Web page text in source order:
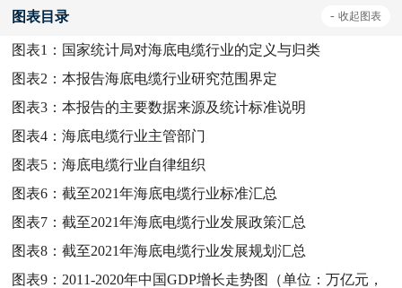
图表目录 - 收起图表
图表1： 国家统计局对海底电缆行业的定义与归类
图表2：本报告海底电缆行业研究范围界定
图表3：本报告的主要数据来源及统计标准说明
图表4：海底电缆行业主管部门
图表5：海底电缆行业自律组织
图表6：截至2021年海底电缆行业标准汇总
图表7：截至2021年海底电缆行业发展政策汇总
图表8：截至2021年海底电缆行业发展规划汇总
图表9： 2011-2020年中国GDP增长走势图（单位：万亿元，